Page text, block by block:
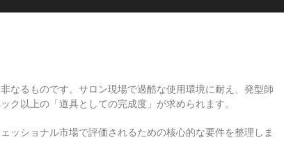
なるものです。サロン現場で過酷な使用環境に耐え、発型師
ク以上の「道具としての完成度」が求められます。
ッショナル市場で評価されるための核心的な要件を整理しま